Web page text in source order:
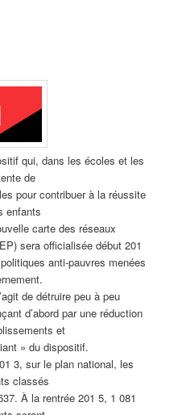
qui, dans les écoles et les
de
pour contribuer à la réussite
enfants
carte des réseaux
sera officialisée début 201
anti-pauvres menées
de détruire peu à peu
d’abord par une réduction
et
» du dispositif.
3, sur le plan national, les
classés
À la rentrée 201 5, 1 081